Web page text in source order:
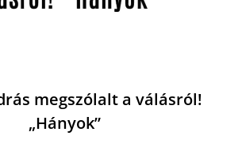
megszólalt a válásról!
„Hányok”